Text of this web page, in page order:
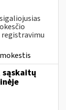
registravimu
sąskaitų